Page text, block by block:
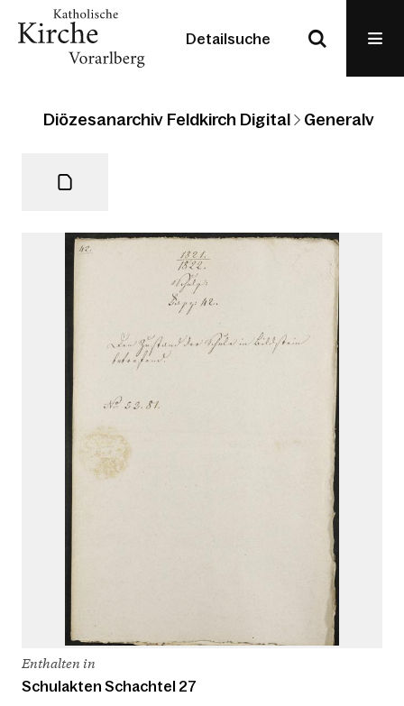
Detailsuche
Diözesanarchiv Feldkirch Digital
Enthalten in
Schulakten Schachtel 27